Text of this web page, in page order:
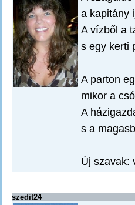
a kapitány
A vízből a
s egy kerti
A parton
mikor a
A
s a
Új szavak:
szedit24